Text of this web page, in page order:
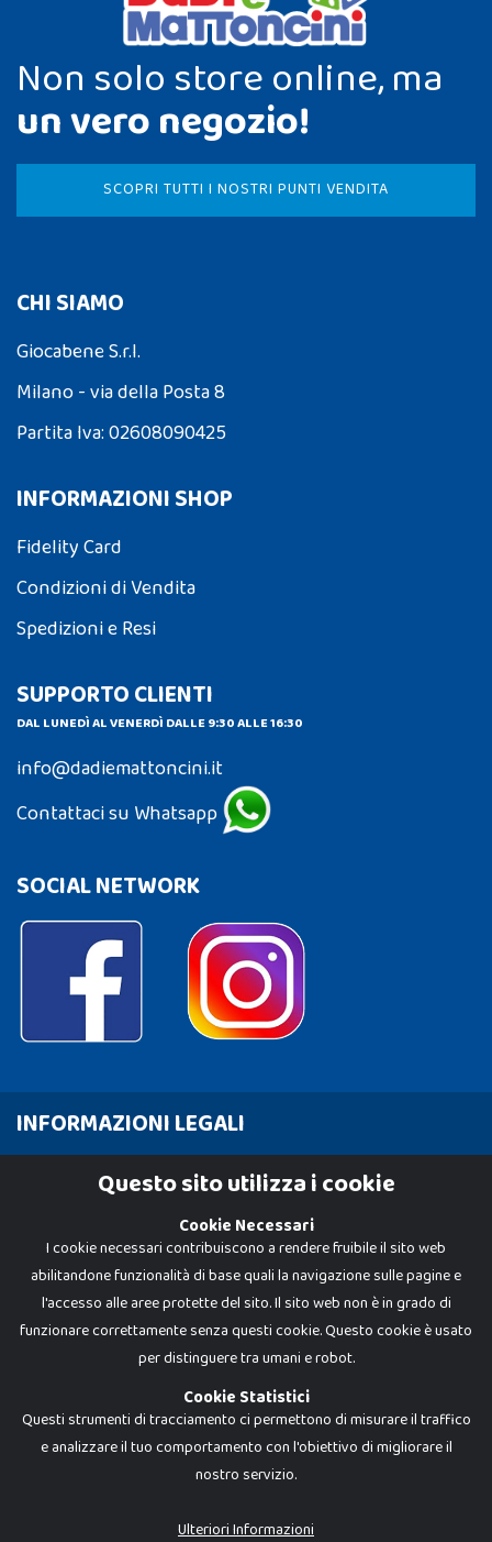
Non solo store online, ma
un vero negozio!
SCOPRI TUTTI I NOSTRI PUNTI VENDITA
CHI SIAMO
Giocabene S.r.l.
Milano - via della Posta 8
Partita Iva: 02608090425
INFORMAZIONI SHOP
Fidelity Card
Condizioni di Vendita
Spedizioni e Resi
SUPPORTO CLIENTI
DAL LUNEDÌ AL VENERDÌ DALLE 9:30 ALLE 16:30
info@dadiemattoncini.it
Contattaci su Whatsapp
SOCIAL NETWORK
INFORMAZIONI LEGALI
Cookie Policy
Dadi e Mattoncini è un brand di Giocabene Srl. Ogni riproduzione o utilizzo non
I prezzi e le promozioni pubblicate potrebbero differire da quanto esposto in
Questo sito utilizza i cookie
Cookie Necessari
I cookie necessari contribuiscono a rendere fruibile il sito web
abilitandone funzionalità di base quali la navigazione sulle pagine e
l'accesso alle aree protette del sito. Il sito web non è in grado di
funzionare correttamente senza questi cookie. Questo cookie è usato
per distinguere tra umani e robot.
Cookie Statistici
Questi strumenti di tracciamento ci permettono di misurare il traffico
e analizzare il tuo comportamento con l'obiettivo di migliorare il
nostro servizio.
Ulteriori Informazioni